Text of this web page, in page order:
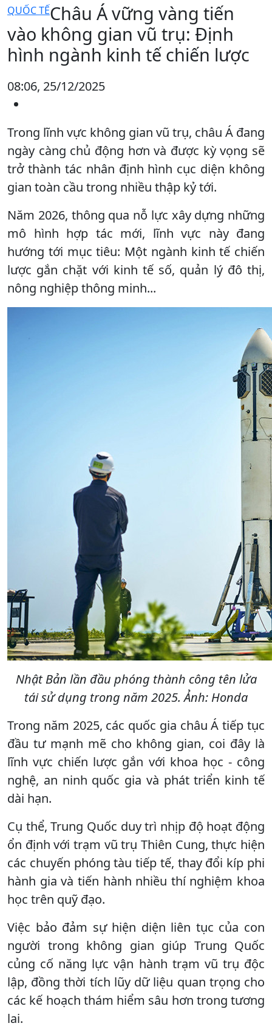
QUỐC TẾChâu Á vững vàng tiến
vào không gian vũ trụ: Định
hình ngành kinh tế chiến lược
08:06, 25/12/2025
Trong lĩnh vực không gian vũ trụ, châu Á đang
ngày càng chủ động hơn và được kỳ vọng sẽ
trở thành tác nhân định hình cục diện không
gian toàn cầu trong nhiều thập kỷ tới.
Năm 2026, thông qua nỗ lực xây dựng những
mô hình hợp tác mới, lĩnh vực này đang
hướng tới mục tiêu: Một ngành kinh tế chiến
lược gắn chặt với kinh tế số, quản lý đô thị,
nông nghiệp thông minh...
Nhật Bản lần đầu phóng thành công tên lửa
tái sử dụng trong năm 2025. Ảnh: Honda
Trong năm 2025, các quốc gia châu Á tiếp tục
đầu tư mạnh mẽ cho không gian, coi đây là
lĩnh vực chiến lược gắn với khoa học - công
nghệ, an ninh quốc gia và phát triển kinh tế
dài hạn.
Cụ thể, Trung Quốc duy trì nhịp độ hoạt động
ổn định với trạm vũ trụ Thiên Cung, thực hiện
các chuyến phóng tàu tiếp tế, thay đổi kíp phi
hành gia và tiến hành nhiều thí nghiệm khoa
học trên quỹ đạo.
Việc bảo đảm sự hiện diện liên tục của con
người trong không gian giúp Trung Quốc
củng cố năng lực vận hành trạm vũ trụ độc
lập, đồng thời tích lũy dữ liệu quan trọng cho
các kế hoạch thám hiểm sâu hơn trong tương
lai.